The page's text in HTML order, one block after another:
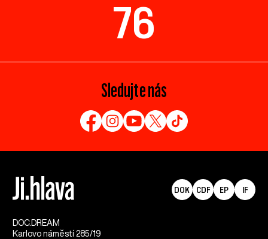
76
Sledujte nás
DOC.DREAM​
Karlovo náměstí 285/19
DOK CDF EP IF